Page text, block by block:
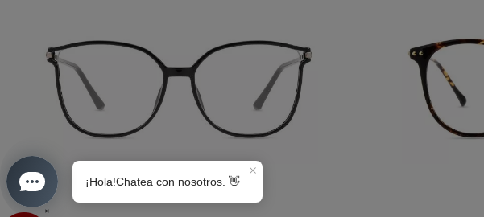
×